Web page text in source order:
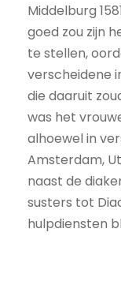
Middelburg
goed zou zijn
te stellen,
verscheidene
die daaruit
was het
alhoewel in
Amsterdam,
naast de
susters tot
hulpdiensten